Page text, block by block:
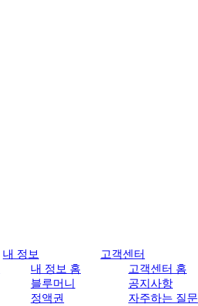
내 정보
내 정보 홈
블루머니
정액권
고객센터
고객센터 홈
공지사항
자주하는 질문